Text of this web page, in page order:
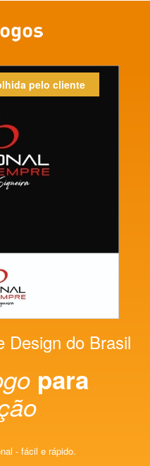
pelo cliente
Design do Brasil
para
- fácil e rápido.